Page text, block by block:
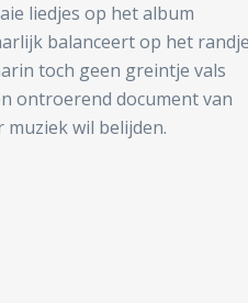
liedjes op het album
balanceert op het randje
toch geen greintje vals
ontroerend document van
wil belijden.